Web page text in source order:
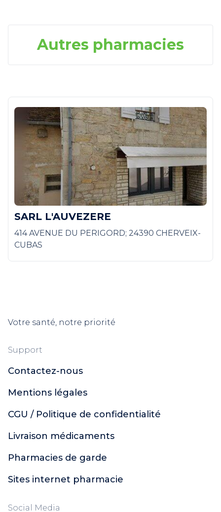
Autres pharmacies
SARL L'AUVEZERE
414 AVENUE DU PERIGORD; 24390 CHERVEIX-
CUBAS
Votre santé, notre priorité
Support
Contactez-nous
Mentions légales
CGU / Politique de confidentialité
Livraison médicaments
Pharmacies de garde
Sites internet pharmacie
Social Media